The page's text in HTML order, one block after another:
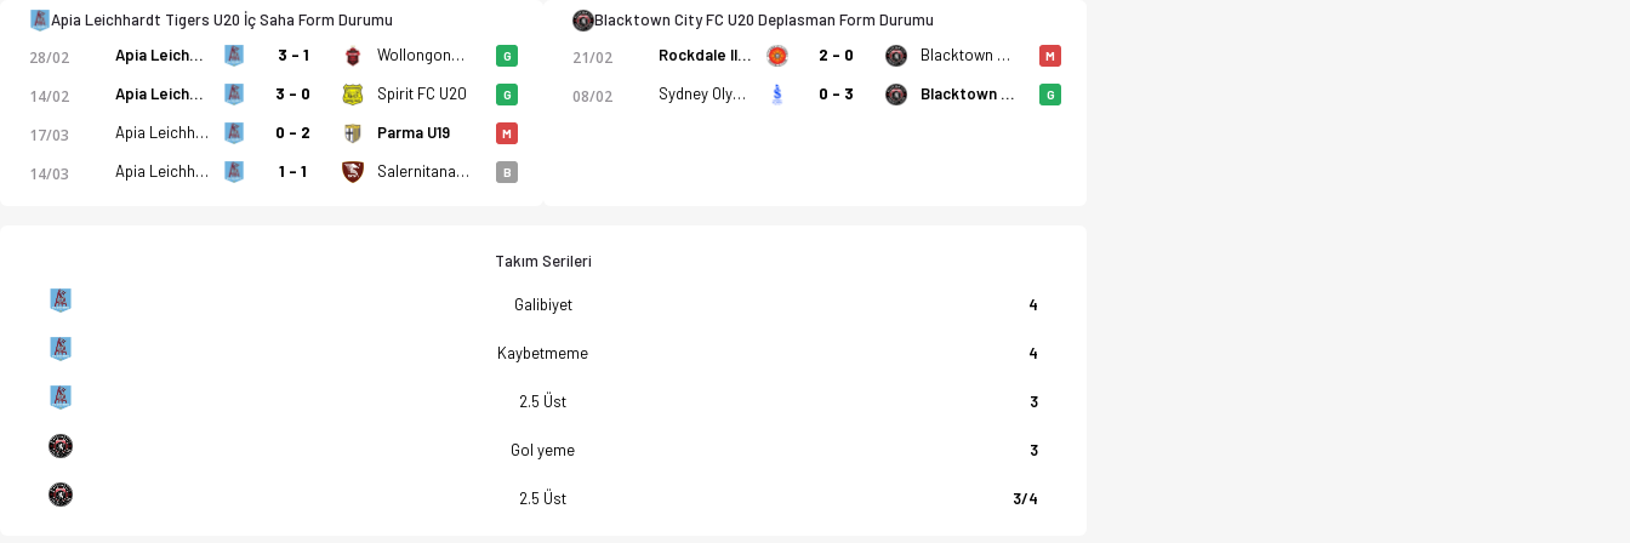
Apia Leichhardt Tigers U20 İç Saha Form Durumu
28/02 Apia Leichhardt Tigers U20 3 - 1 Wollongong Wolves U20 G
14/02 Apia Leichhardt Tigers U20 3 - 0 Spirit FC U20 G
17/03 Apia Leichhardt Tigers U20 0 - 2 Parma U19 M
14/03 Apia Leichhardt Tigers U20 1 - 1 Salernitana U19 B
Blacktown City FC U20 Deplasman Form Durumu
21/02 Rockdale Illinden U20 2 - 0 Blacktown City FC U20 M
08/02 Sydney Olympic U20 0 - 3 Blacktown City FC U20 G
Takım Serileri
Galibiyet 4
Kaybetmeme 4
2.5 Üst 3
Gol yeme 3
2.5 Üst 3/4